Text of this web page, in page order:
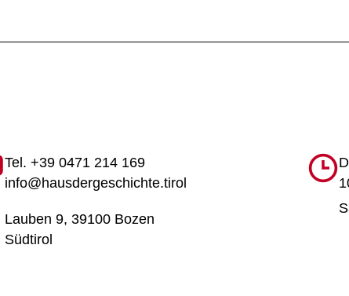
Tel. +39 0471 214 169
info@hausdergeschichte.tirol
Lauben 9, 39100 Bozen
Südtirol